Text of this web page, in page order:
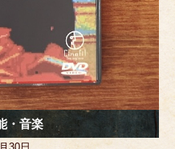
・音楽